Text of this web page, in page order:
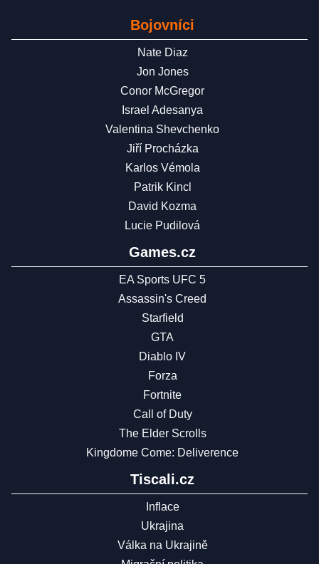
Bojovníci
Nate Diaz
Jon Jones
Conor McGregor
Israel Adesanya
Valentina Shevchenko
Jiří Procházka
Karlos Vémola
Patrik Kincl
David Kozma
Lucie Pudilová
Games.cz
EA Sports UFC 5
Assassin's Creed
Starfield
GTA
Diablo IV
Forza
Fortnite
Call of Duty
The Elder Scrolls
Kingdome Come: Deliverence
Tiscali.cz
Inflace
Ukrajina
Válka na Ukrajině